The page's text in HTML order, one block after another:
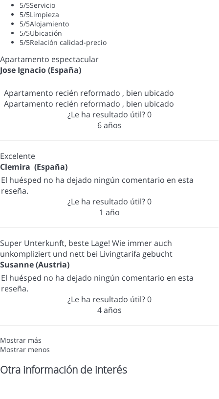
5/5Servicio
5/5Limpieza
5/5Alojamiento
5/5Ubicación
5/5Relación calidad-precio
Apartamento espectacular
Jose Ignacio (España)
Apartamento recién reformado , bien ubicado
Apartamento recién reformado , bien ubicado
¿Le ha resultado útil?0
6 años
Excelente
Clemira (España)
El huésped no ha dejado ningún comentario en esta
reseña.
¿Le ha resultado útil?0
1 año
Super Unterkunft, beste Lage! Wie immer auch
unkompliziert und nett bei Livingtarifa gebucht
Susanne (Austria)
El huésped no ha dejado ningún comentario en esta
reseña.
¿Le ha resultado útil?0
4 años
Mostrar más
Mostrar menos
Otra información de interés